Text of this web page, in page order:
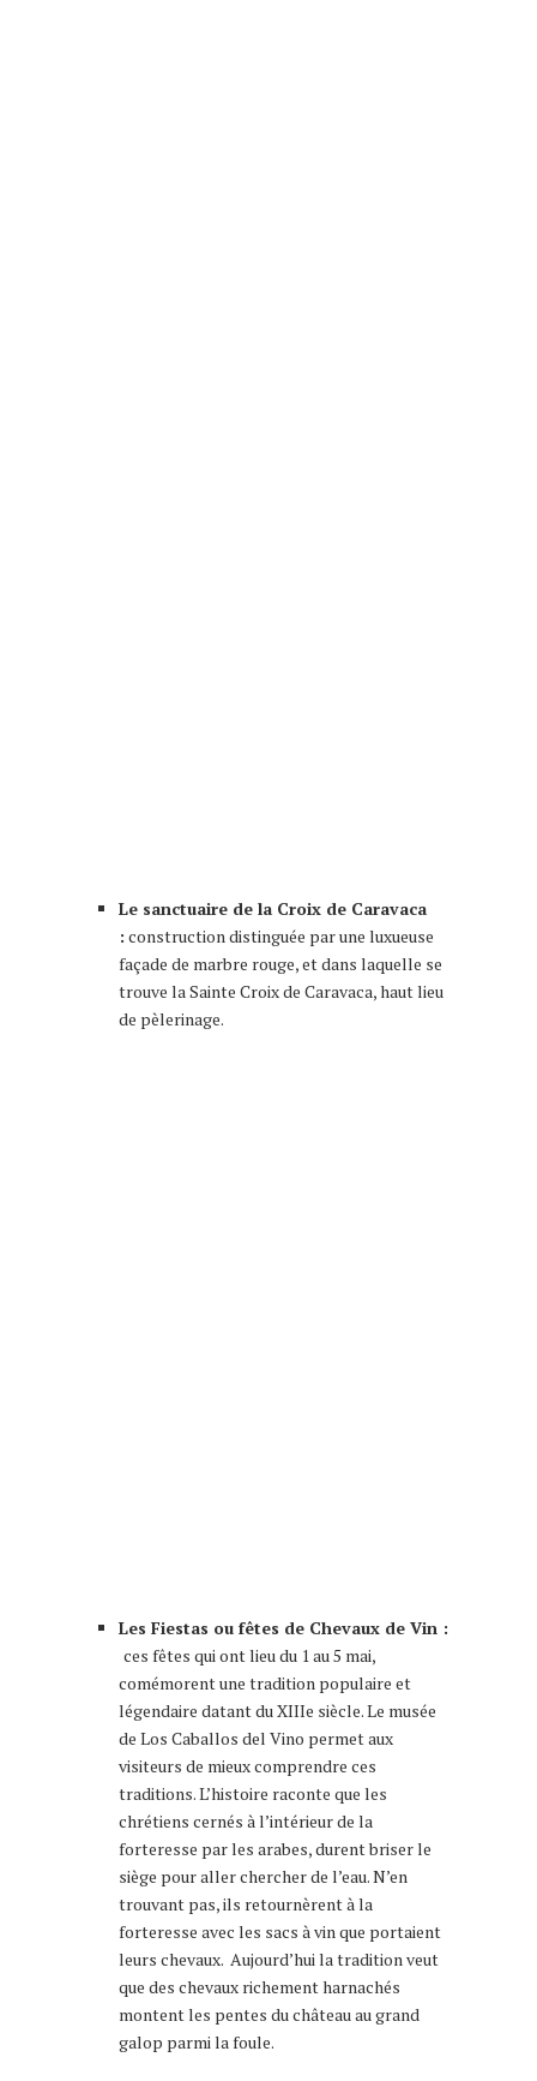
Le sanctuaire de la Croix de Caravaca
: construction distinguée par une luxueuse
façade de marbre rouge, et dans laquelle se
trouve la Sainte Croix de Caravaca, haut lieu
de pèlerinage.
Les Fiestas ou fêtes de Chevaux de Vin :
ces fêtes qui ont lieu du 1 au 5 mai,
comémorent une tradition populaire et
légendaire datant du XIIIe siècle. Le musée
de Los Caballos del Vino permet aux
visiteurs de mieux comprendre ces
traditions. L’histoire raconte que les
chrétiens cernés à l’intérieur de la
forteresse par les arabes, durent briser le
siège pour aller chercher de l’eau. N’en
trouvant pas, ils retournèrent à la
forteresse avec les sacs à vin que portaient
leurs chevaux. Aujourd’hui la tradition veut
que des chevaux richement harnachés
montent les pentes du château au grand
galop parmi la foule.